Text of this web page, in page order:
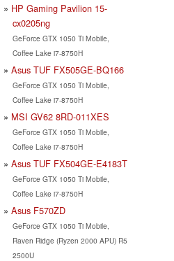
HP Gaming Pavilion 15-
cx0205ng
GeForce GTX 1050 Ti Mobile,
Coffee Lake i7-8750H
Asus TUF FX505GE-BQ166
GeForce GTX 1050 Ti Mobile,
Coffee Lake i7-8750H
MSI GV62 8RD-011XES
GeForce GTX 1050 Ti Mobile,
Coffee Lake i7-8750H
Asus TUF FX504GE-E4183T
GeForce GTX 1050 Ti Mobile,
Coffee Lake i7-8750H
Asus F570ZD
GeForce GTX 1050 Ti Mobile,
Raven Ridge (Ryzen 2000 APU) R5
2500U